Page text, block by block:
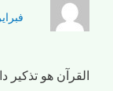
فبراير 26, 2023
القرآن هو تذكير